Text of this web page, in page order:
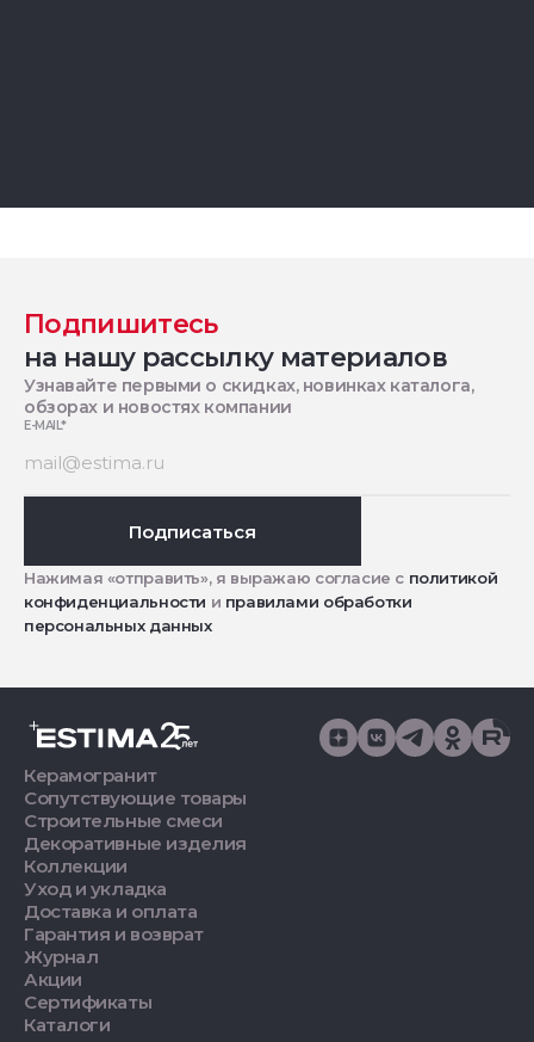
Подпишитесь
на нашу рассылку материалов
Узнавайте первыми о скидках, новинках каталога,
обзорах и новостях компании
E-MAIL*
Подписаться
Нажимая «отправить», я выражаю согласие с политикой
конфиденциальности и правилами обработки
персональных данных
Керамогранит
Сопутствующие товары
Строительные смеси
Декоративные изделия
Коллекции
Уход и укладка
Доставка и оплата
Гарантия и возврат
Журнал
Акции
Сертификаты
Каталоги